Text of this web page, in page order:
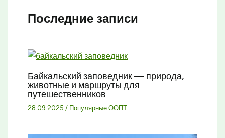
Последние записи
Байкальский заповедник — природа,
животные и маршруты для
путешественников
28.09.2025/ Популярные ООПТ